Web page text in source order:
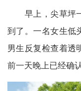
早上，尖草坪一
到了。一名女生低
男生反复检查着透
前一天晚上已经确